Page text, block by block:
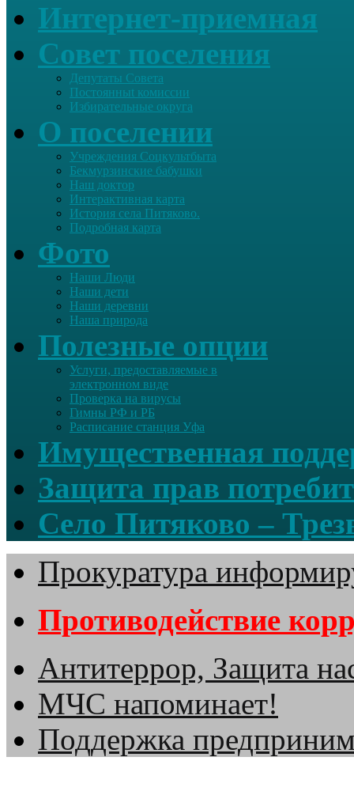
Интернет-приемная
Совет поселения
Депутаты Совета
Постоянныt комиссии
Избирательные округа
О поселении
Учреждения Соцкультбыта
Бекмурзинские бабушки
Наш доктор
Интерактивная карта
История села Питяково.
Подробная карта
Фото
Наши Люди
Наши дети
Наши деревни
Наша природа
Полезные опции
Услуги, предоставляемые в
электронном виде
Проверка на вирусы
Гимны РФ и РБ
Расписание станция Уфа
Имущественная
Защита прав
Село Питяково –
Прокуратура
Противодействие
Антитеррор, Защита
МЧС напоминает!
Поддержка